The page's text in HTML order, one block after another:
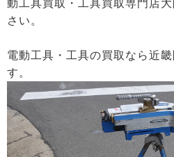
動工具買取・工具買取専門店
さい。
電動工具・工具の買取なら近
す。